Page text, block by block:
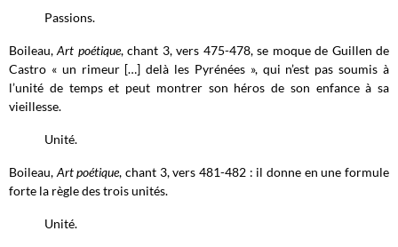
Passions.
Boileau,Art poétique, chant 3, vers 475-478, se moque de Guillen de
Castro « un rimeur […] delà les Pyrénées », qui n’est pas soumis à
l’unité de temps et peut montrer son héros de son enfance à sa
vieillesse.
Unité.
Boileau, Art poétique, chant 3, vers 481-482 : il donne en une formule
forte la règle des trois unités.
Unité.